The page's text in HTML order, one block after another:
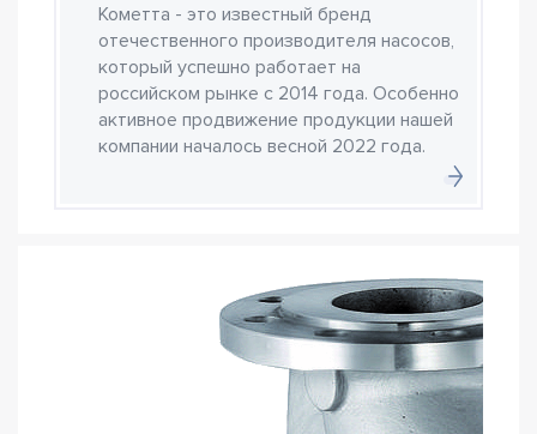
Кометта - это известный бренд
отечественного производителя насосов,
который успешно работает на
российском рынке с 2014 года. Особенно
активное продвижение продукции нашей
компании началось весной 2022 года.